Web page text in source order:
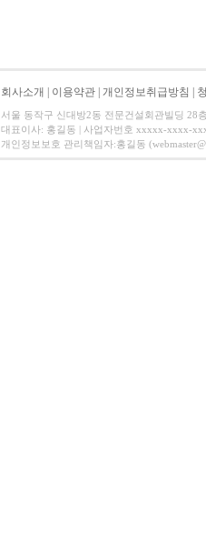
회사소개 이용약관 개인정보취급방침
서울 동작구 신대방2동 전문건설회관빌딩 28
대표이사: 홍길동 | 사업자번호 xxxxx-xxxx-
개인정보보호 관리책임자:홍길동